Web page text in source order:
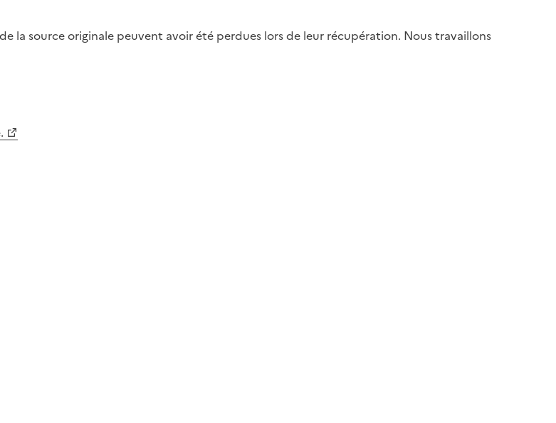
la source originale peuvent avoir été perdues lors de leur récupération. Nous travaillons